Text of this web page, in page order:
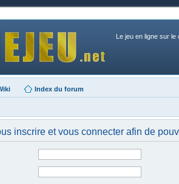
Le jeu en ligne sur le
Index du forum
inscrire et vous connecter afin de